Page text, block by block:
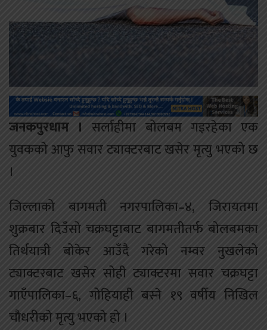
जनकपुरधाम ।सर्लाहीमा बोलबम गइरहेका एक
युवकको आफु सवार ट्याक्टरबाट खसेर मृत्यु भएको छ
।
जिल्लाको बागमती नगरपालिका–४, जिरायतमा
शुक्रबार दिउँसो चक्रघट्टाबाट बागमतीतर्फ बोलबमका
तिर्थयात्री बोकेर आउँदै गरेको नम्वर नुखलेको
ट्याक्टरबाट खसेर सोही ट्याक्टरमा सवार चक्रघट्टा
गाएँपालिका–६, गोहियाही बस्ने १९ वर्षीय निखिल
चौधरीको मृत्यु भएको हो ।